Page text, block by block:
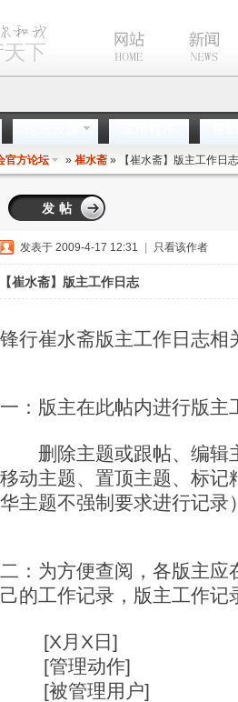
官方论坛 » 崔水斋 » 【崔水斋】版主工作日志
发帖
发表于 2009-4-17 12:31 只看该作者
【崔水斋】版主工作日志
锋行崔水斋版主工作日志相
一：版主在此帖内进行版主
删除主题或跟帖、编辑
移动主题、置顶主题、标记
华主题不强制要求进行记录
二：为方便查阅，各版主应
己的工作记录，版主工作记
[X月X日]
[管理动作]
[被管理用户]